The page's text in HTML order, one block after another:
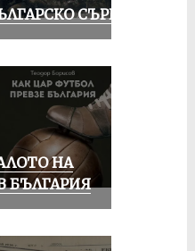
СЪРЦЕ
НА
БЪЛГАРИЯ